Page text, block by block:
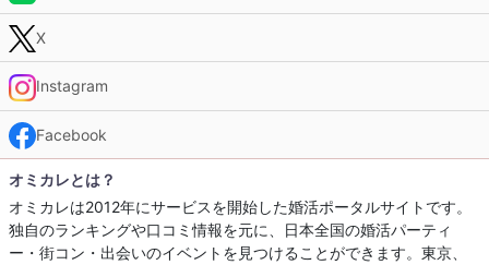
X
Instagram
Facebook
オミカレとは？
オミカレは2012年にサービスを開始した婚活ポータルサイトです。
独自のランキングや口コミ情報を元に、日本全国の婚活パーティ
ー・街コン・出会いのイベントを見つけることができます。東京、